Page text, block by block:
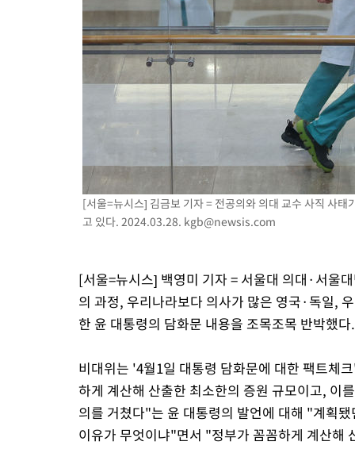
남자 농구, 나고야 아시안게임서 '홈팀' 일본과 한일전
여수 오동도 해상서 모터보트 전복…1명 사망·1명 실종
극한폭염 한풀 꺾이지만…'낮 최고 35도' 무더위, 열대야 계속[다
축구협회 "압수수색·성접대 논란 사과…쇄신의 기회로 삼겠다"
[속보]'압수수색·성접대 논란' 축구협회 "실망과 걱정 안겨드려
'최고 37도' 폭염 지속…강원동해안 최대 150㎜ 비
[속보]뉴욕증시 상승 마감…S&P 0.6% 나스닥 1.3%↑
[서울=뉴시스] 김금보 기자 = 전공의와 의대 교수 사직 사
고 있다. 2024.03.28. kgb@newsis.com
[서울=뉴시스] 백영미 기자 = 서울대 의대·서울
의 과정, 우리나라보다 의사가 많은 영국·독일,
한 윤 대통령의 담화문 내용을 조목조목 반박했다.
비대위는 '4월1일 대통령 담화문에 대한 팩트체
하게 계산해 산출한 최소한의 증원 규모이고, 이
의를 거쳤다"는 윤 대통령의 발언에 대해 "계획
이유가 무엇이냐"면서 "정부가 꼼꼼하게 계산해